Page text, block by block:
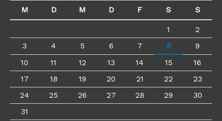
M D M D F S S
1
2
3
4 5 6 7 8
9
10
11 12 13 14 15
16
17
18 19 20 21 22
23
24
25 26 27 28 29
30
31